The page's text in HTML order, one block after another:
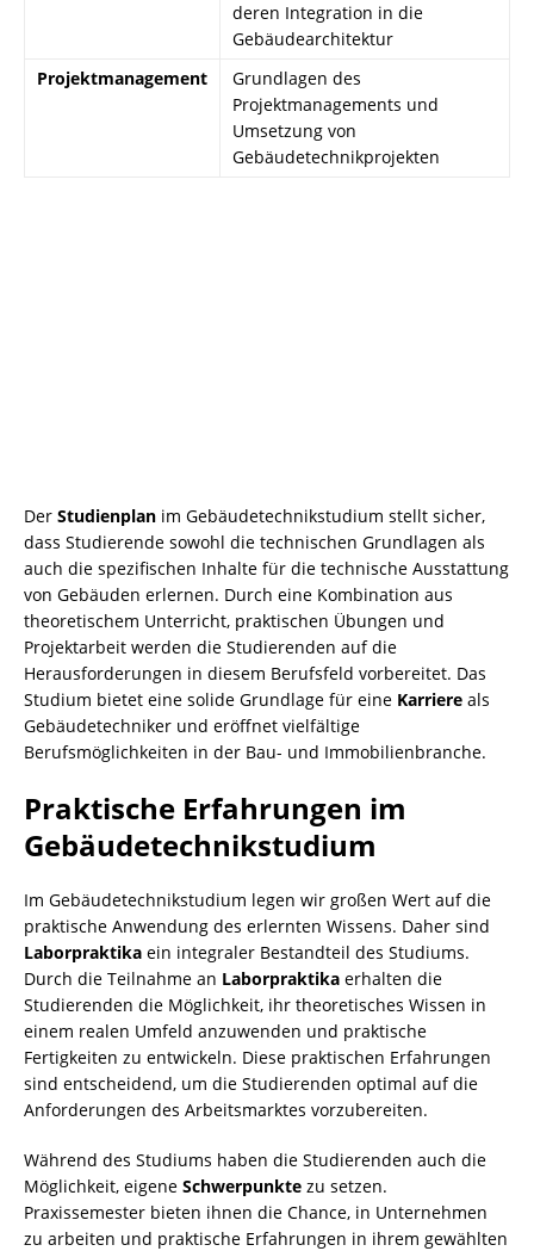
deren Integration in die
Gebäudearchitektur
Projektmanagement
Grundlagen des
Projektmanagements und
Umsetzung von
Gebäudetechnikprojekten
Der Studienplan im Gebäudetechnikstudium stellt sicher,
dass Studierende sowohl die technischen Grundlagen als
auch die spezifischen Inhalte für die technische Ausstattung
von Gebäuden erlernen. Durch eine Kombination aus
theoretischem Unterricht, praktischen Übungen und
Projektarbeit werden die Studierenden auf die
Herausforderungen in diesem Berufsfeld vorbereitet. Das
Studium bietet eine solide Grundlage für eine Karriere als
Gebäudetechniker und eröffnet vielfältige
Berufsmöglichkeiten in der Bau- und Immobilienbranche.
Praktische Erfahrungen im
Gebäudetechnikstudium
Im Gebäudetechnikstudium legen wir großen Wert auf die
praktische Anwendung des erlernten Wissens. Daher sind
Laborpraktika ein integraler Bestandteil des Studiums.
Durch die Teilnahme an Laborpraktika erhalten die
Studierenden die Möglichkeit, ihr theoretisches Wissen in
einem realen Umfeld anzuwenden und praktische
Fertigkeiten zu entwickeln. Diese praktischen Erfahrungen
sind entscheidend, um die Studierenden optimal auf die
Anforderungen des Arbeitsmarktes vorzubereiten.
Während des Studiums haben die Studierenden auch die
Möglichkeit, eigene Schwerpunkte zu setzen.
Praxissemester bieten ihnen die Chance, in Unternehmen
zu arbeiten und praktische Erfahrungen in ihrem gewählten